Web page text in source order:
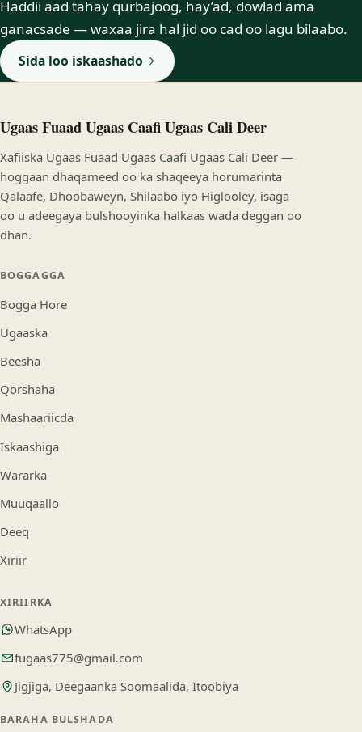
Haddii aad tahay qurbajoog, hay’ad, dowlad ama
ganacsade — waxaa jira hal jid oo cad oo lagu bilaabo.
Sida loo iskaashado
Ugaas Fuaad Ugaas Caafi Ugaas Cali Deer
Xafiiska Ugaas Fuaad Ugaas Caafi Ugaas Cali Deer —
hoggaan dhaqameed oo ka shaqeeya horumarinta
Qalaafe, Dhoobaweyn, Shilaabo iyo Higlooley, isaga
oo u adeegaya bulshooyinka halkaas wada deggan oo
dhan.
BOGGAGGA
Bogga Hore
Ugaaska
Beesha
Qorshaha
Mashaariicda
Iskaashiga
Wararka
Muuqaallo
Deeq
Xiriir
XIRIIRKA
WhatsApp
fugaas775@gmail.com
Jigjiga, Deegaanka Soomaalida, Itoobiya
BARAHA BULSHADA